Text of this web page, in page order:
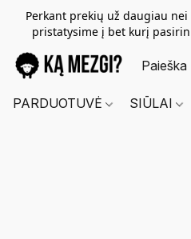
Perkant prekių už daugiau nei
pristatysime į bet kurį
PARDUOTUVĖ SIŪLAI